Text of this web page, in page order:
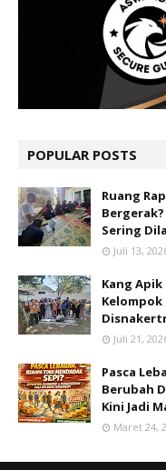
POPULAR POSTS
Ruang
Sering
Juli 13,
Kang
Kelompok
Juli 21,
Pasca
Berubah
Kini Jadi
Maret 24,